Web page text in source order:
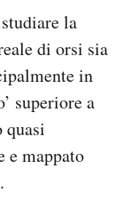
la
di orsi sia
in
superiore a
quasi
e mappato